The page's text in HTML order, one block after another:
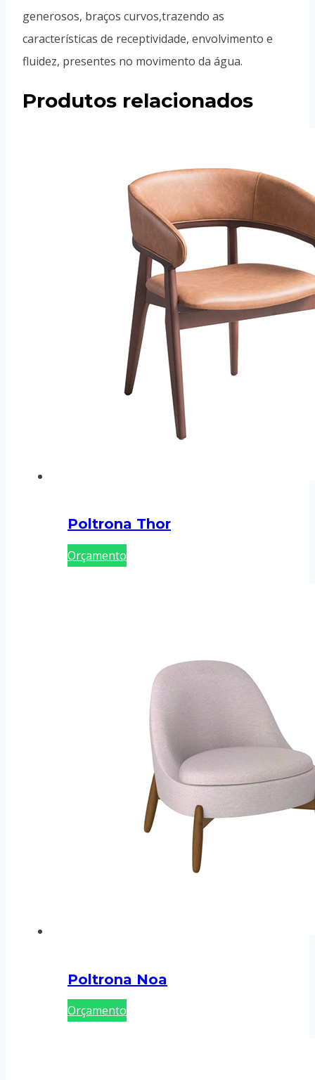
generosos, braços curvos,trazendo as
características de receptividade, envolvimento e
fluidez, presentes no movimento da água.
Produtos relacionados
Poltrona Thor
Orçamento
Poltrona Noa
Orçamento